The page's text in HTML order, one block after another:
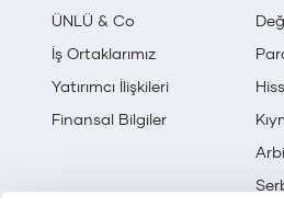
ÜNLÜ & Co
İş Ortaklarımız
Yatırımcı İlişkileri
Finansal Bilgiler